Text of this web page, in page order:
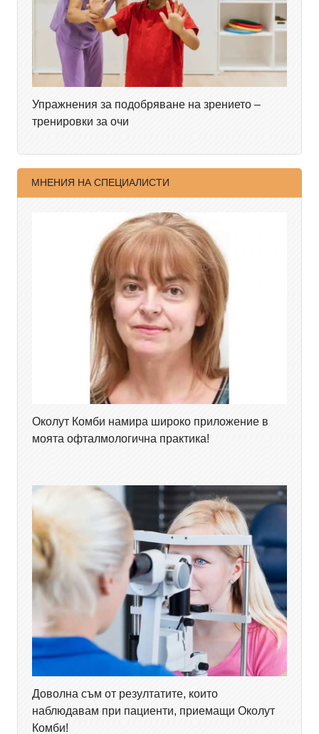
Упражнения за подобряване на зрението –
тренировки за очи
МНЕНИЯ НА СПЕЦИАЛИСТИ
Околут Комби намира широко приложение в
моята офталмологична практика!
Доволна съм от резултатите, които
наблюдавам при пациенти, приемащи Околут
Комби!